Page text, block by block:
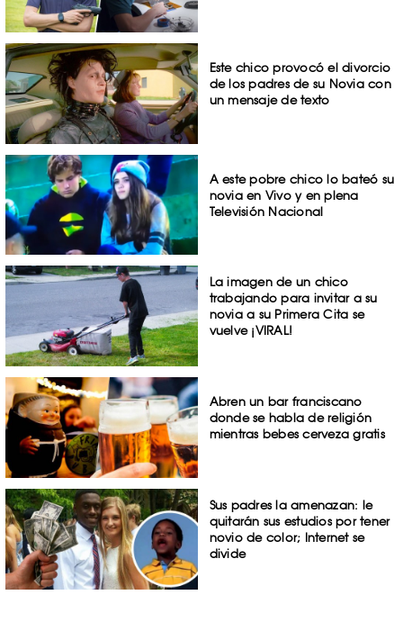
Este chico provocó el divorcio
de los padres de su Novia con
un mensaje de texto
A este pobre chico lo bateó su
novia en Vivo y en plena
Televisión Nacional
La imagen de un chico
trabajando para invitar a su
novia a su Primera Cita se
vuelve ¡VIRAL!
Abren un bar franciscano
donde se habla de religión
mientras bebes cerveza gratis
Sus padres la amenazan: le
quitarán sus estudios por tener
novio de color; Internet se
divide